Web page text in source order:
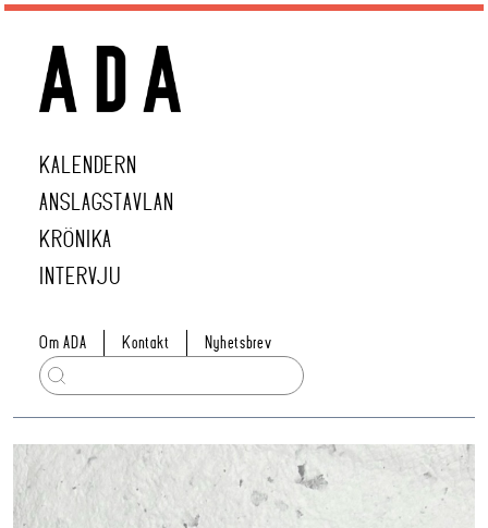
KALENDERN
ANSLAGSTAVLAN
KRÖNIKA
INTERVJU
Om ADA Kontakt Nyhetsbrev